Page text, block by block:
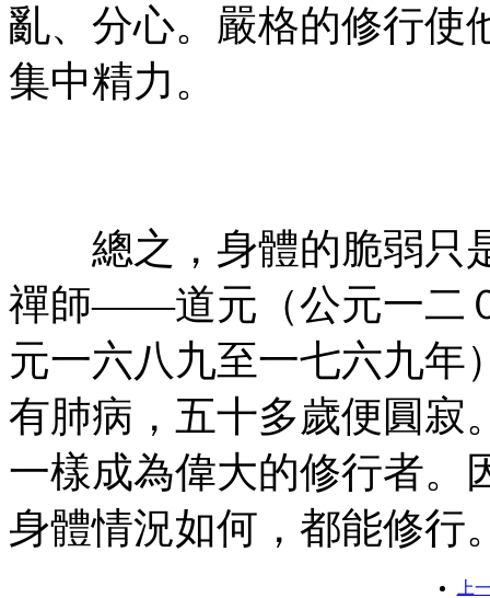
亂、分心。嚴格的修行使
集中精力。
總之，身體的脆弱只
禪師——道元（公元一二
元一六八九至一七六九年
有肺病，五十多歲便圓寂
一樣成為偉大的修行者。
身體情況如何，都能修行
上